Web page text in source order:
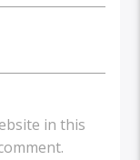
in this